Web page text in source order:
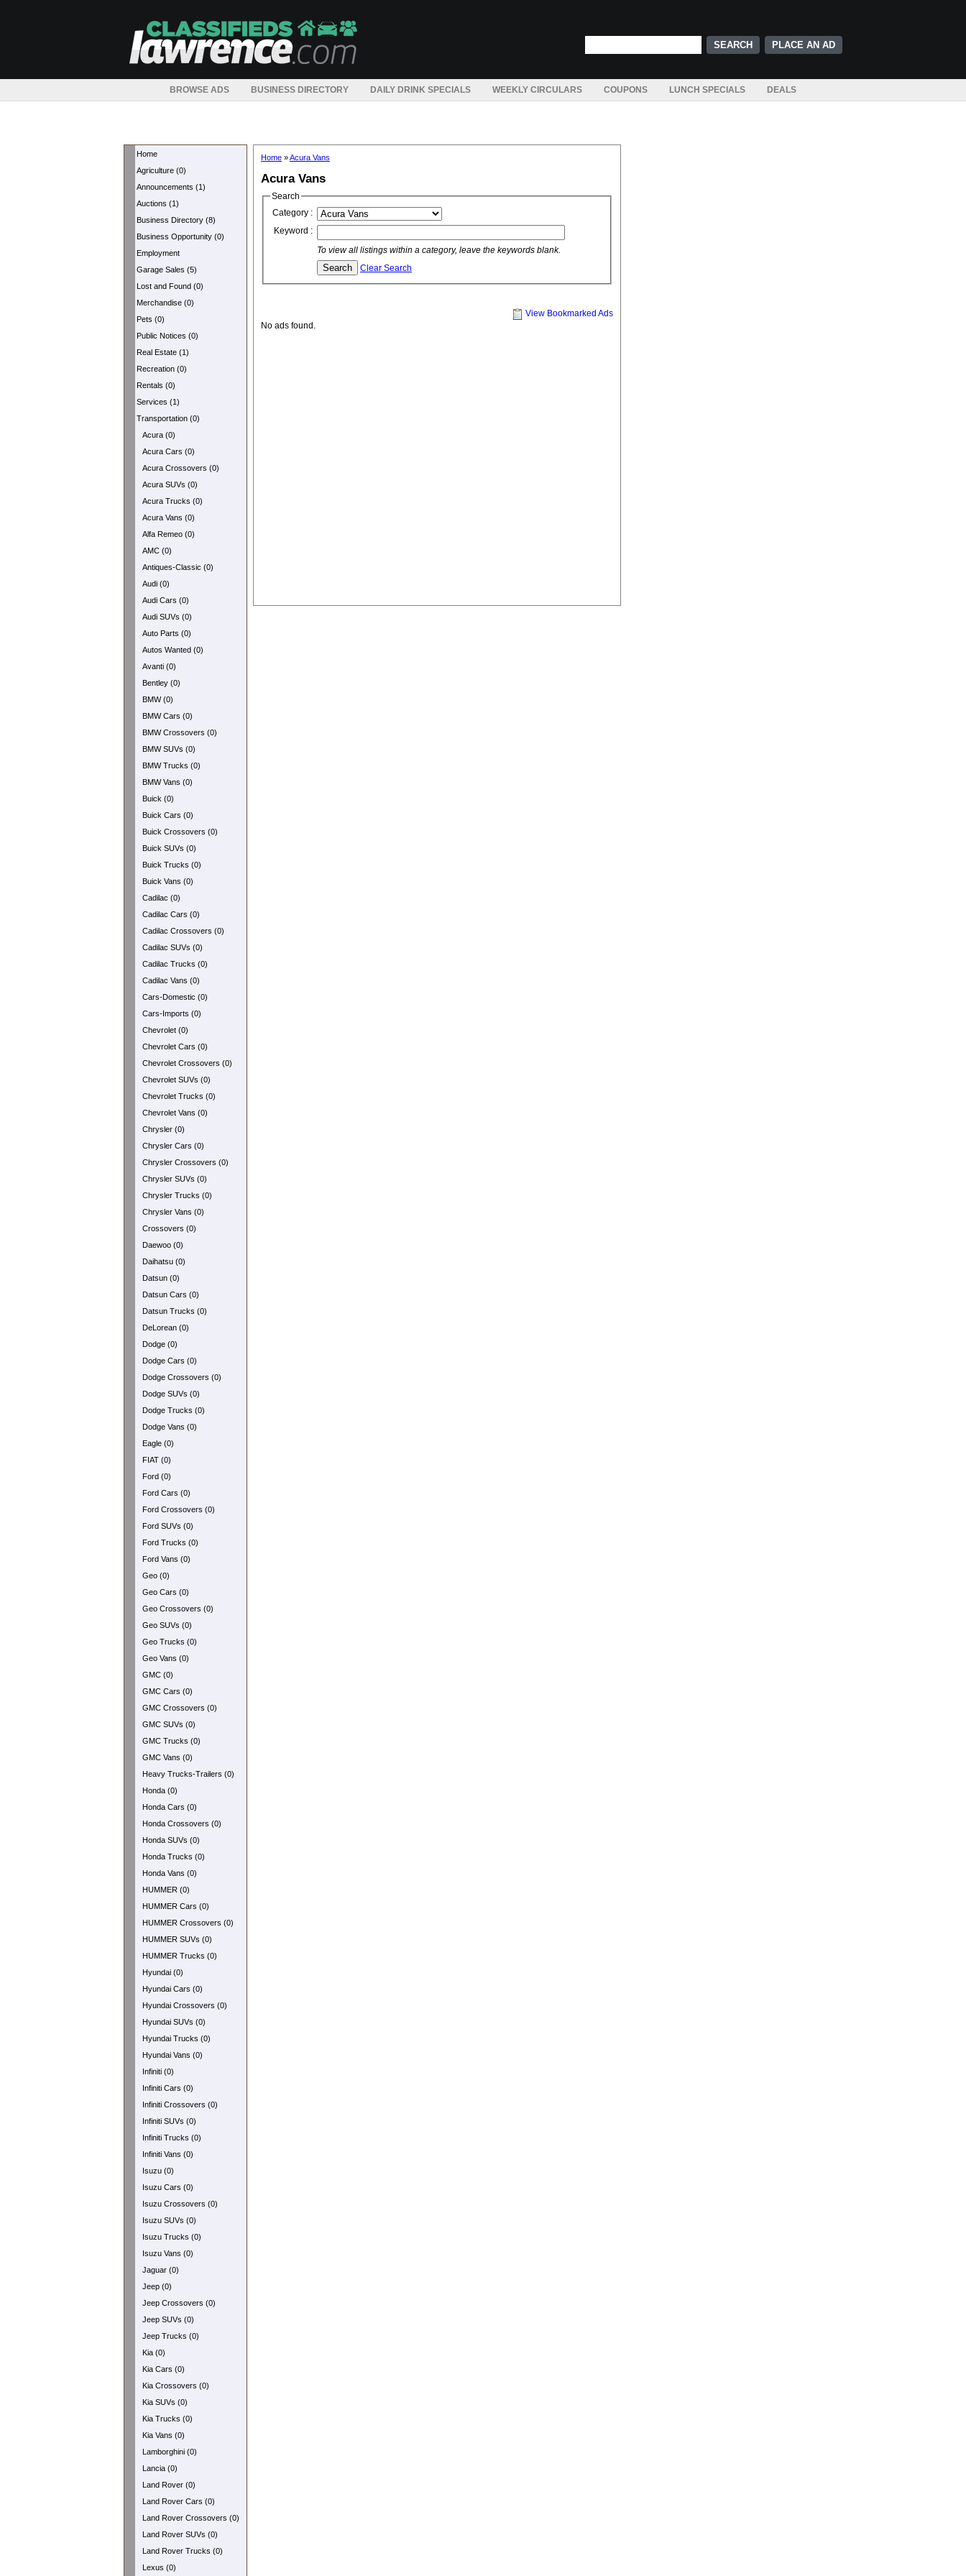
PLACE AN AD
BROWSE ADS BUSINESS DIRECTORY DAILY DRINK SPECIALS WEEKLY CIRCULARS COUPONS LUNCH SPECIALS DEALS
Home
Agriculture (0)
Announcements (1)
Auctions (1)
Business Directory (8)
Business Opportunity (0)
Employment
Garage Sales (5)
Lost and Found (0)
Merchandise (0)
Pets (0)
Public Notices (0)
Real Estate (1)
Recreation (0)
Rentals (0)
Services (1)
Transportation (0)
Acura (0)
Acura Cars (0)
Acura Crossovers (0)
Acura SUVs (0)
Acura Trucks (0)
Acura Vans (0)
Alfa Remeo (0)
AMC (0)
Antiques-Classic (0)
Audi (0)
Audi Cars (0)
Audi SUVs (0)
Auto Parts (0)
Autos Wanted (0)
Avanti (0)
Bentley (0)
BMW (0)
BMW Cars (0)
BMW Crossovers (0)
BMW SUVs (0)
BMW Trucks (0)
BMW Vans (0)
Buick (0)
Buick Cars (0)
Buick Crossovers (0)
Buick SUVs (0)
Buick Trucks (0)
Buick Vans (0)
Cadilac (0)
Cadilac Cars (0)
Cadilac Crossovers (0)
Cadilac SUVs (0)
Cadilac Trucks (0)
Cadilac Vans (0)
Cars-Domestic (0)
Cars-Imports (0)
Chevrolet (0)
Chevrolet Cars (0)
Chevrolet Crossovers (0)
Chevrolet SUVs (0)
Chevrolet Trucks (0)
Chevrolet Vans (0)
Chrysler (0)
Chrysler Cars (0)
Chrysler Crossovers (0)
Chrysler SUVs (0)
Chrysler Trucks (0)
Chrysler Vans (0)
Crossovers (0)
Daewoo (0)
Daihatsu (0)
Datsun (0)
Datsun Cars (0)
Datsun Trucks (0)
DeLorean (0)
Dodge (0)
Dodge Cars (0)
Dodge Crossovers (0)
Dodge SUVs (0)
Dodge Trucks (0)
Dodge Vans (0)
Eagle (0)
FIAT (0)
Ford (0)
Ford Cars (0)
Ford Crossovers (0)
Ford SUVs (0)
Ford Trucks (0)
Ford Vans (0)
Geo (0)
Geo Cars (0)
Geo Crossovers (0)
Geo SUVs (0)
Geo Trucks (0)
Geo Vans (0)
GMC (0)
GMC Cars (0)
GMC Crossovers (0)
GMC SUVs (0)
GMC Trucks (0)
GMC Vans (0)
Heavy Trucks-Trailers (0)
Honda (0)
Honda Cars (0)
Honda Crossovers (0)
Honda SUVs (0)
Honda Trucks (0)
Honda Vans (0)
HUMMER (0)
HUMMER Cars (0)
HUMMER Crossovers (0)
HUMMER SUVs (0)
HUMMER Trucks (0)
Hyundai (0)
Hyundai Cars (0)
Hyundai Crossovers (0)
Hyundai SUVs (0)
Hyundai Trucks (0)
Hyundai Vans (0)
Infiniti (0)
Infiniti Cars (0)
Infiniti Crossovers (0)
Infiniti SUVs (0)
Infiniti Trucks (0)
Infiniti Vans (0)
Isuzu (0)
Isuzu Cars (0)
Isuzu Crossovers (0)
Isuzu SUVs (0)
Isuzu Trucks (0)
Isuzu Vans (0)
Jaguar (0)
Jeep (0)
Jeep Crossovers (0)
Jeep SUVs (0)
Jeep Trucks (0)
Kia (0)
Kia Cars (0)
Kia Crossovers (0)
Kia SUVs (0)
Kia Trucks (0)
Kia Vans (0)
Lamborghini (0)
Lancia (0)
Land Rover (0)
Land Rover Cars (0)
Land Rover Crossovers (0)
Land Rover SUVs (0)
Land Rover Trucks (0)
Lexus (0)
Home »Acura Vans
Acura Vans
Search
Category :
Keyword :
To view all listings within a category, leave the keywords blank.
Clear Search
View Bookmarked Ads
No ads found.